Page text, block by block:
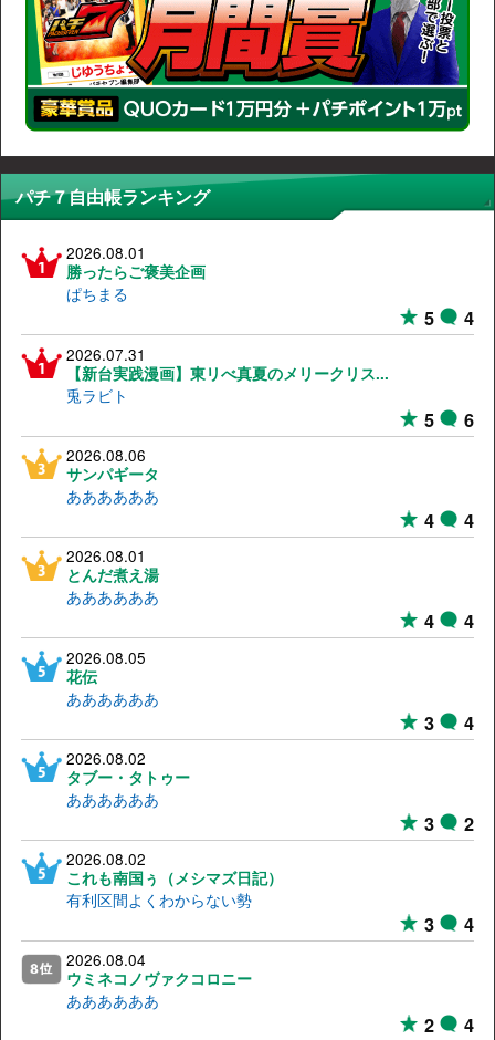
パチ７自由帳ランキング
2026.08.01
勝ったらご褒美企画
ぱちまる
5 4
2026.07.31
【新台実践漫画】東リべ真夏のメリークリス...
兎ラビト
5 6
2026.08.06
サンパギータ
ああああああ
4 4
2026.08.01
とんだ煮え湯
ああああああ
4 4
2026.08.05
花伝
ああああああ
3 4
2026.08.02
タブー・タトゥー
ああああああ
3 2
2026.08.02
これも南国ぅ（メシマズ日記）
有利区間よくわからない勢
3 4
2026.08.04
ウミネコノヴァクコロニー
ああああああ
2 4